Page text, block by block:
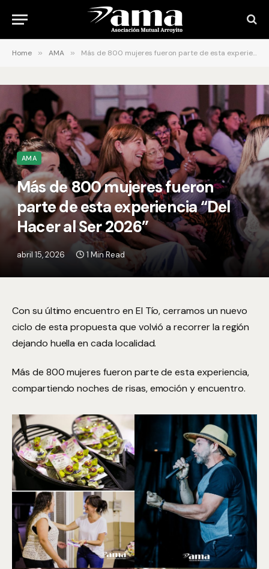
Home » AMA » Más de 800 mujeres fueron parte de esta experiencia “Del Hacer al Ser 2026”
AMA
Más de 800 mujeres fueron
parte de esta experiencia “Del
Hacer al Ser 2026”
abril 15, 2026 1 Min Read
Con su último encuentro en El Tío, cerramos un nuevo
ciclo de esta propuesta que volvió a recorrer la región
dejando huella en cada localidad.
Más de 800 mujeres fueron parte de esta experiencia,
compartiendo noches de risas, emoción y encuentro.